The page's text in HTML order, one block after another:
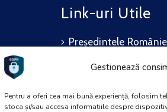
Gestionează
Pentru a oferi cea mai bună experiență, folosim
stoca și/sau accesa informațiile despre
Link-uri Utile
Președintele
Guvernul României
Instituția Prefectului